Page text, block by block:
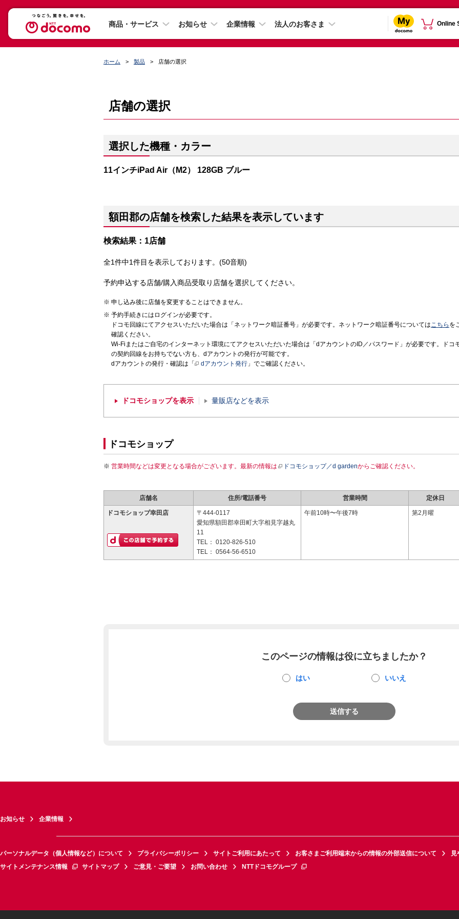
商品・サービス お知らせ 企業情報 法人のお客さま Online
ホーム 製品 店舗の選択
店舗の選択
選択した機種・カラー
11インチiPad Air（M2） 128GB ブルー
額田郡の店舗を検索した結果を表示しています
検索結果：1店舗
全1件中1件目を表示しております。(50音順)
予約申込する店舗/購入商品受取り店舗を選択してください。
申し込み後に店舗を変更することはできません。
予約手続きにはログインが必要です。
ドコモ回線にてアクセスいただいた場合は「ネットワーク暗証番号」が必要です。ネットワーク暗証番号についてはこちら を
確認ください。
Wi-Fiまたはご自宅のインターネット環境にてアクセスいただいた場合は「dアカウントのID／パスワード」が必要です。ドコ
の契約回線をお持ちでない方も、dアカウントの発行が可能です。
dアカウントの発行・確認は「
dアカウント発行 」でご確認ください。
ドコモショップを表示 量販店などを表示
ドコモショップ
営業時間などは変更となる場合がございます。最新の情報は ドコモショップ／d gardenからご確認ください。
店舗名 住所/電話番号 営業時間 定休日
ドコモショップ幸田店
〒444-0117
愛知県額田郡幸田町大字相見字越丸
11
TEL： 0120-826-510
TEL： 0564-56-6510
午前10時〜午後7時 第2月曜
このページの情報は役に立ちましたか？
はい いいえ
送信する
お知らせ 企業情報
パーソナルデータ（個人情報など）について プライバシーポリシー サイトご利用にあたって お客さまご利用端末からの情報の外部送信について
見
サイトメンテナンス情報
サイトマップ ご意見・ご要望 お問い合わせ NTTドコモグループ